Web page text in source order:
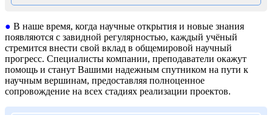
● В наше время, когда научные открытия и новые знания
появляются с завидной регулярностью, каждый учёный
стремится внести свой вклад в общемировой научный
прогресс. Специалисты компании, преподаватели окажут
помощь и станут Вашими надежным спутником на пути к
научным вершинам, предоставляя полноценное
сопровождение на всех стадиях реализации проектов.